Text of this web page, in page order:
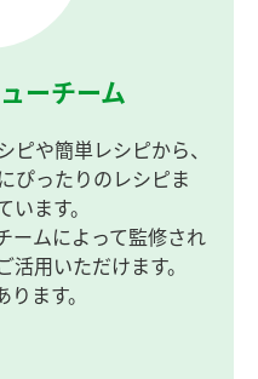
ーチーム
ピや簡単レシピから、
ぴったりのレシピま
ます。
ームによって監修され
用いただけます。
ます。